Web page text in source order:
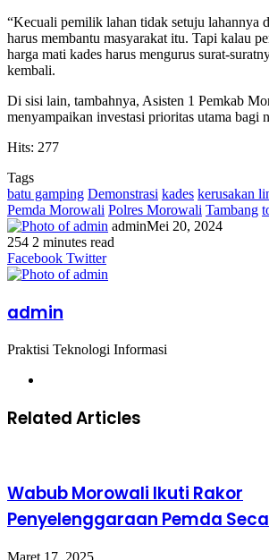
“Kecuali pemilik lahan tidak setuju lahannya
harus membantu masyarakat itu. Tapi kalau
harga mati kades harus mengurus surat-
kembali.
Di sisi lain, tambahnya, Asisten 1 Pemkab
menyampaikan investasi prioritas utama bagi
Hits: 277
Tags
batu gamping Demonstrasi kades kerusakan
Pemda Morowali Polres Morowali Tambang
adminMei 20, 2024
254 2 minutes read
Facebook
Twitter
LinkedIn
WhatsApp
Share
via
Print
Facebook TwitterMessenger
Messenger
WhatsApp
Telegram
Share
via
Print
admin
Praktisi Teknologi Informasi
Related Articles
Wabub Morowali Ikuti Rakor
Penyelenggaraan Pemda